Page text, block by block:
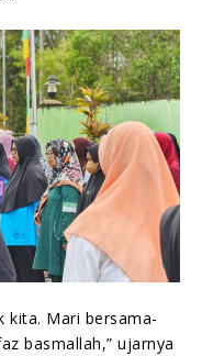
kita. Mari bersama-
basmallah,” ujarnya